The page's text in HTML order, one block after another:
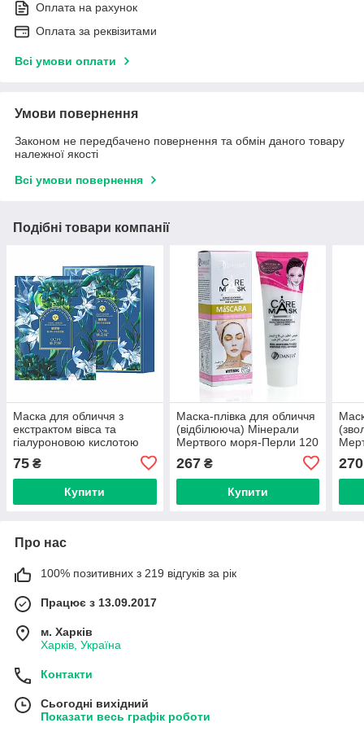
Оплата на рахунок
Оплата за реквізитами
Всі умови оплати
Умови повернення
Законом не передбачено повернення та обмін даного товару
належної якості
Всі умови повернення
Подібні товари компанії
Маска для обличчя з
екстрактом вівса та
гіалуроновою кислотою
(зволоження, живлення)
CMD-203
75 ₴
Купити
Маска-плівка для обличчя
(відбілююча) Мінерали
Мертвого моря-Перли 120
267₴
Купити
ml
270
Про нас
100% позитивних з 219 відгуків за рік
Працює з 13.09.2017
м. Харків
Харків, Україна
Контакти
Сьогодні вихідний
Показати весь графік роботи